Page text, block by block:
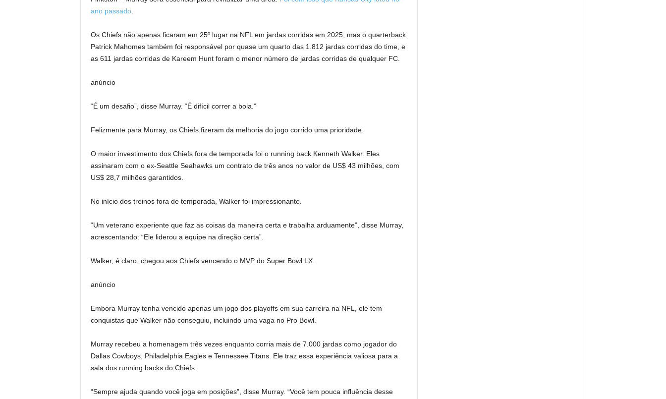
ano passado.
Os Chiefs não apenas ficaram em 25º lugar na NFL em jardas corridas em 2025, mas o quarterback
Patrick Mahomes também foi responsável por quase um quarto das 1.812 jardas corridas do time, e
as 611 jardas corridas de Kareem Hunt foram o menor número de jardas corridas de qualquer FC.
anúncio
“É um desafio”, disse Murray. “É difícil correr a bola.”
Felizmente para Murray, os Chiefs fizeram da melhoria do jogo corrido uma prioridade.
O maior investimento dos Chiefs fora de temporada foi o running back Kenneth Walker. Eles
assinaram com o ex-Seattle Seahawks um contrato de três anos no valor de US$ 43 milhões, com
US$ 28,7 milhões garantidos.
No início dos treinos fora de temporada, Walker foi impressionante.
“Um veterano experiente que faz as coisas da maneira certa e trabalha arduamente”, disse Murray,
acrescentando: “Ele liderou a equipe na direção certa”.
Walker, é claro, chegou aos Chiefs vencendo o MVP do Super Bowl LX.
anúncio
Embora Murray tenha vencido apenas um jogo dos playoffs em sua carreira na NFL, ele tem
conquistas que Walker não conseguiu, incluindo uma vaga no Pro Bowl.
Murray recebeu a homenagem três vezes enquanto corria mais de 7.000 jardas como jogador do
Dallas Cowboys, Philadelphia Eagles e Tennessee Titans. Ele traz essa experiência valiosa para a
sala dos running backs do Chiefs.
“Sempre ajuda quando você joga em posições”, disse Murray. “Você tem pouca influência desse